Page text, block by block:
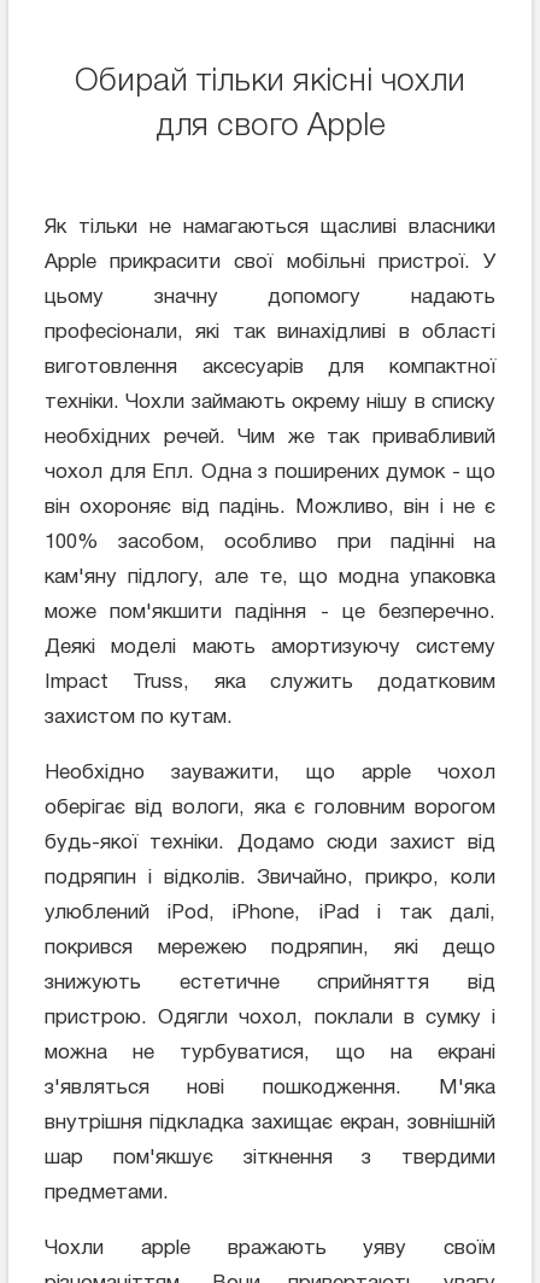
Обирай тільки якісні чохли
для свого Apple
Як тільки не намагаються щасливі власники
Apple прикрасити свої мобільні пристрої. У
цьому значну допомогу надають
професіонали, які так винахідливі в області
виготовлення аксесуарів для компактної
техніки. Чохли займають окрему нішу в списку
необхідних речей. Чим же так привабливий
чохол для Епл. Одна з поширених думок - що
він охороняє від падінь. Можливо, він і не є
100% засобом, особливо при падінні на
кам'яну підлогу, але те, що модна упаковка
може пом'якшити падіння - це безперечно.
Деякі моделі мають амортизуючу систему
Impact Truss, яка служить додатковим
захистом по кутам.
Необхідно зауважити, що apple чохол
оберігає від вологи, яка є головним ворогом
будь-якої техніки. Додамо сюди захист від
подряпин і відколів. Звичайно, прикро, коли
улюблений iPod, iPhone, iPad і так далі,
покрився мережею подряпин, які дещо
знижують естетичне сприйняття від
пристрою. Одягли чохол, поклали в сумку і
можна не турбуватися, що на екрані
з'являться нові пошкодження. М'яка
внутрішня підкладка захищає екран, зовнішній
шар пом'якшує зіткнення з твердими
предметами.
Чохли apple вражають уяву своїм